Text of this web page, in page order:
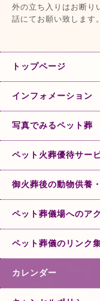
外の立ち入りはお断り
話にてお願い致します。
トップページ
インフォメーション
写真でみるペット葬
ペット火葬優待サー
御火葬後の動物供養
ペット葬儀場へのア
ペット葬儀のリンク
カレンダー